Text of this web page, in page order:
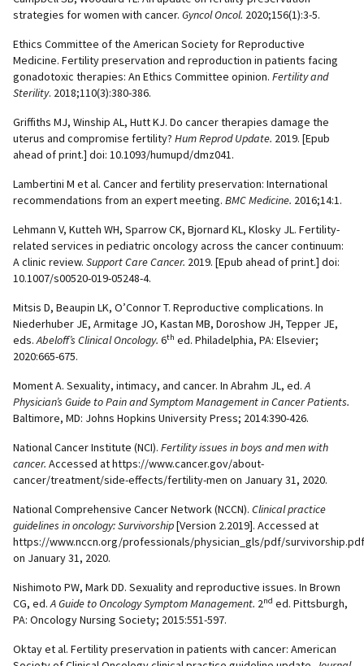
strategies for women with cancer. Gyncol Oncol. 2020;156(1):3-5.
Ethics Committee of the American Society for Reproductive
Medicine. Fertility preservation and reproduction in patients facing
gonadotoxic therapies: An Ethics Committee opinion. Fertility and
Sterility. 2018;110(3):380-386.
Griffiths MJ, Winship AL, Hutt KJ. Do cancer therapies damage the
uterus and compromise fertility? Hum Reprod Update. 2019. [Epub
ahead of print.] doi: 10.1093/humupd/dmz041.
Lambertini M et al. Cancer and fertility preservation: International
recommendations from an expert meeting. BMC Medicine. 2016;14:1.
Lehmann V, Kutteh WH, Sparrow CK, Bjornard KL, Klosky JL. Fertility-
related services in pediatric oncology across the cancer continuum:
A clinic review. Support Care Cancer. 2019. [Epub ahead of print.] doi:
10.1007/s00520-019-05248-4.
Mitsis D, Beaupin LK, O’Connor T. Reproductive complications. In
Niederhuber JE, Armitage JO, Kastan MB, Doroshow JH, Tepper JE,
eds.Abeloff’s Clinical Oncology. 6th ed. Philadelphia, PA: Elsevier;
2020:665-675.
Moment A. Sexuality, intimacy, and cancer. In Abrahm JL, ed.A
Physician’s Guide to Pain and Symptom Management in Cancer Patients.
Baltimore, MD: Johns Hopkins University Press; 2014:390-426.
National Cancer Institute (NCI). Fertility issues in boys and men with
cancer. Accessed at https://www.cancer.gov/about-
cancer/treatment/side-effects/fertility-men on January 31, 2020.
National Comprehensive Cancer Network (NCCN). Clinical practice
guidelines in oncology: Survivorship[Version 2.2019]. Accessed at
https://www.nccn.org/professionals/physician_gls/pdf/survivorship.pdf
on January 31, 2020.
Nishimoto PW, Mark DD. Sexuality and reproductive issues. In Brown
CG, ed.A Guide to Oncology Symptom Management. 2nd ed. Pittsburgh,
PA: Oncology Nursing Society; 2015:551-597.
Oktay et al. Fertility preservation in patients with cancer: American